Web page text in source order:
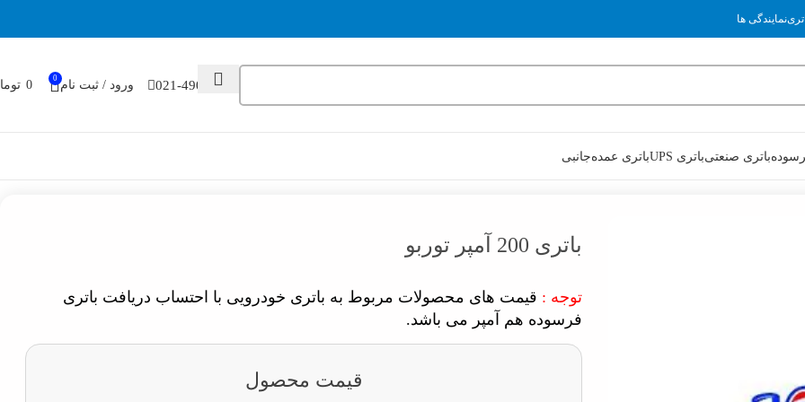
نمایندگی ها
021-49032000 ورود / ثبت نام 0
باتری صنعتیباتری UPS باتری عمدهجانبی
باتری 200 آمپر توربو
توجه : قیمت های محصولات مربوط به باتری خودرویی با احتساب دریافت باتری
فرسوده هم آمپر می باشد.
قیمت محصول